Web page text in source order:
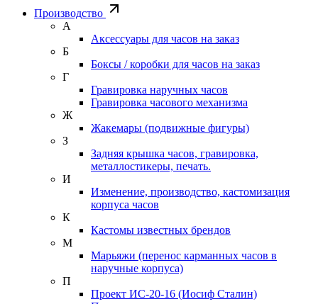
Производство
А
Аксессуары для часов на заказ
Б
Боксы / коробки для часов на заказ
Г
Гравировка наручных часов
Гравировка часового механизма
Ж
Жакемары (подвижные фигуры)
З
Задняя крышка часов, гравировка,
металлостикеры, печать.
И
Изменение, производство, кастомизация
корпуса часов
К
Кастомы известных брендов
М
Марьяжи (перенос карманных часов в
наручные корпуса)
П
Проект ИС-20-16 (Иосиф Сталин)